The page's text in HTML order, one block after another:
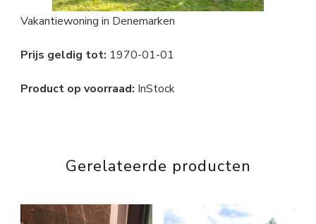
Vakantiewoning in Denemarken
Prijs geldig tot: 1970-01-01
Product op voorraad: InStock
Gerelateerde producten